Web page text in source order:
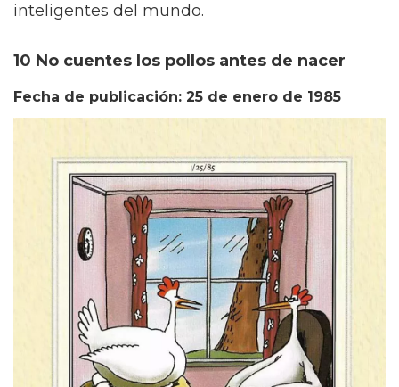
inteligentes del mundo.
10 No cuentes los pollos antes de nacer
Fecha de publicación: 25 de enero de 1985